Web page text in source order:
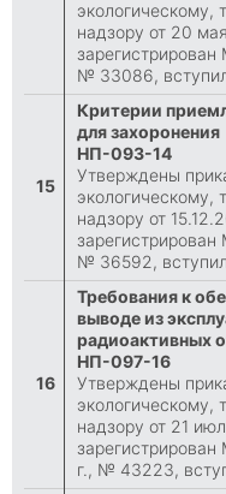
экологическому,
надзору от 20
№ 33086, вступил
15
Критерии
для захоронения
НП-093-14
Утверждены
экологическому,
надзору от
№ 36592, вступил
16
Требования к
выводе из
радиоактивных
НП-097-16
Утверждены
экологическому,
надзору от 21
г., № 43223,